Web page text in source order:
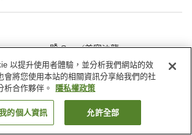
Spa／美容沙龍
休息室
縣 那須鹽原 那須板室溫泉山喜溫泉旅館
找客房
以提升使用者體驗，並分析我們網站的效
會將您使用本站的相關資訊分享給我們的社
析合作夥伴。
隱私權政策
的個人資訊 允許全部